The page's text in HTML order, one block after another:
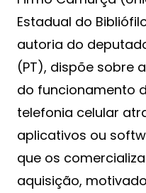
Estadual do
autoria do
(PT), dispõe sobre
do funcionamento
telefonia celular
aplicativos ou
que os
aquisição,